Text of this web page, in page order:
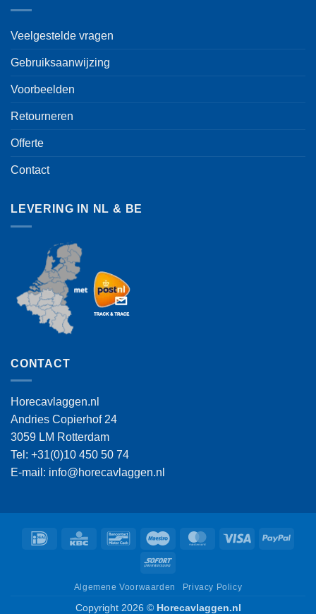
Veelgestelde vragen
Gebruiksaanwijzing
Voorbeelden
Retourneren
Offerte
Contact
LEVERING IN NL & BE
CONTACT
Horecavlaggen.nl
Andries Copierhof 24
3059 LM Rotterdam
Tel: +31(0)10 450 50 74
E-mail: info@horecavlaggen.nl
IDeal KBC BancontactMaestro MasterCardVisa
Sofort
Algemene Voorwaarden Privacy Policy
Copyright 2026 © Horecavlaggen.nl